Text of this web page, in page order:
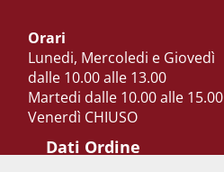
Orari
Lunedi, Mercoledi e Giovedì
dalle 10.00 alle 13.00
Martedi dalle 10.00 alle 15.00
Venerdì CHIUSO
Dati Ordine